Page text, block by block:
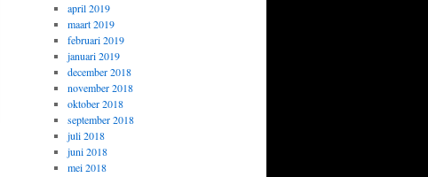
april 2019
maart 2019
februari 2019
januari 2019
december 2018
november 2018
oktober 2018
september 2018
juli 2018
juni 2018
mei 2018